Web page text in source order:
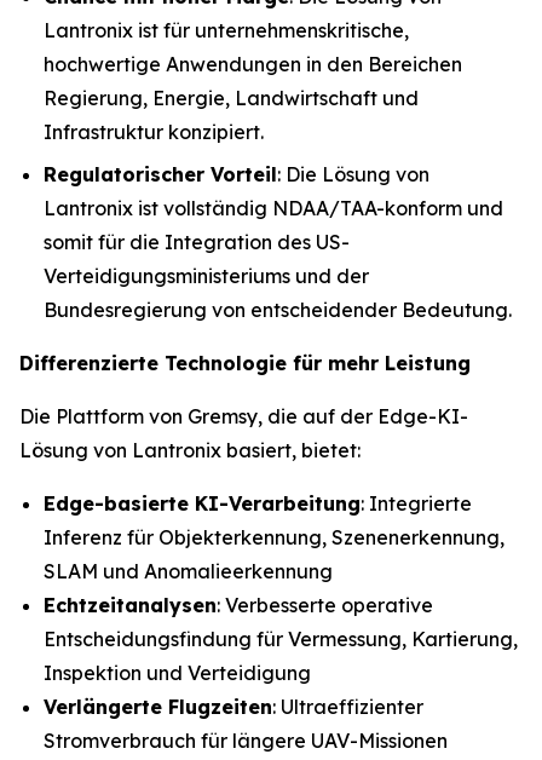
Lantronix ist für unternehmenskritische,
hochwertige Anwendungen in den Bereichen
Regierung, Energie, Landwirtschaft und
Infrastruktur konzipiert.
Regulatorischer Vorteil: Die Lösung von
Lantronix ist vollständig NDAA/TAA-konform und
somit für die Integration des US-
Verteidigungsministeriums und der
Bundesregierung von entscheidender Bedeutung.
Differenzierte Technologie für mehr Leistung
Die Plattform von Gremsy, die auf der Edge-KI-
Lösung von Lantronix basiert, bietet:
Edge-basierte KI-Verarbeitung: Integrierte
Inferenz für Objekterkennung, Szenenerkennung,
SLAM und Anomalieerkennung
Echtzeitanalysen: Verbesserte operative
Entscheidungsfindung für Vermessung, Kartierung,
Inspektion und Verteidigung
Verlängerte Flugzeiten: Ultraeffizienter
Stromverbrauch für längere UAV-Missionen